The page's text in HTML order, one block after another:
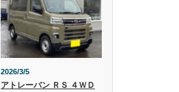
2026/3/5
アトレーバン ＲＳ ４ＷＤ